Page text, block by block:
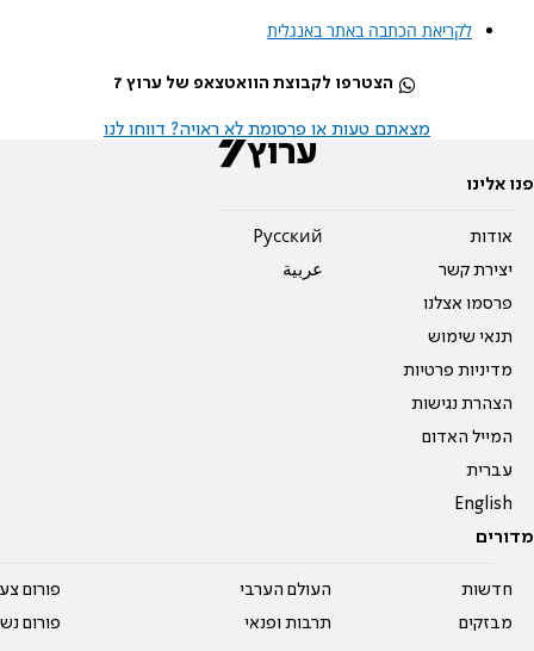
לקריאת הכתבה באתר באנגלית
הצטרפו לקבוצת הוואטצאפ של ערוץ 7
מצאתם טעות או פרסומת לא ראויה? דווחו לנו
פנו אלינו
אודות
יצירת קשר
פרסמו אצלנו
תנאי שימוש
מדיניות פרטיות
הצהרת נגישות
המייל האדום
עברית
English
Pусский
عربية
מדורים
חדשות
מבזקים
העולם הערבי
תרבות ופנאי
פורום
פורום